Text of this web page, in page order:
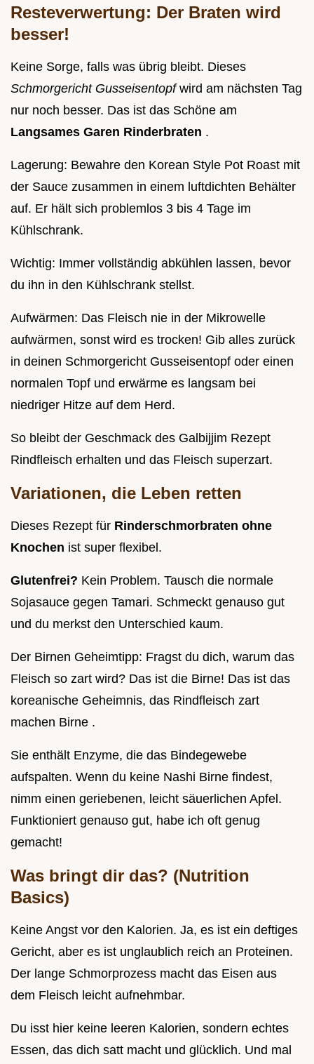
Resteverwertung: Der Braten wird
besser!
Keine Sorge, falls was übrig bleibt. Dieses
Schmorgericht Gusseisentopfwird am nächsten Tag
nur noch besser. Das ist das Schöne am
Langsames Garen Rinderbraten .
Lagerung: Bewahre den Korean Style Pot Roast mit
der Sauce zusammen in einem luftdichten Behälter
auf. Er hält sich problemlos 3 bis 4 Tage im
Kühlschrank.
Wichtig: Immer vollständig abkühlen lassen, bevor
du ihn in den Kühlschrank stellst.
Aufwärmen: Das Fleisch nie in der Mikrowelle
aufwärmen, sonst wird es trocken! Gib alles zurück
in deinen Schmorgericht Gusseisentopf oder einen
normalen Topf und erwärme es langsam bei
niedriger Hitze auf dem Herd.
So bleibt der Geschmack des Galbijjim Rezept
Rindfleisch erhalten und das Fleisch superzart.
Variationen, die Leben retten
Dieses Rezept für Rinderschmorbraten ohne
Knochen ist super flexibel.
Glutenfrei? Kein Problem. Tausch die normale
Sojasauce gegen Tamari. Schmeckt genauso gut
und du merkst den Unterschied kaum.
Der Birnen Geheimtipp: Fragst du dich, warum das
Fleisch so zart wird? Das ist die Birne! Das ist das
koreanische Geheimnis, das Rindfleisch zart
machen Birne .
Sie enthält Enzyme, die das Bindegewebe
aufspalten. Wenn du keine Nashi Birne findest,
nimm einen geriebenen, leicht säuerlichen Apfel.
Funktioniert genauso gut, habe ich oft genug
gemacht!
Was bringt dir das? (Nutrition
Basics)
Keine Angst vor den Kalorien. Ja, es ist ein deftiges
Gericht, aber es ist unglaublich reich an Proteinen.
Der lange Schmorprozess macht das Eisen aus
dem Fleisch leicht aufnehmbar.
Du isst hier keine leeren Kalorien, sondern echtes
Essen, das dich satt macht und glücklich. Und mal